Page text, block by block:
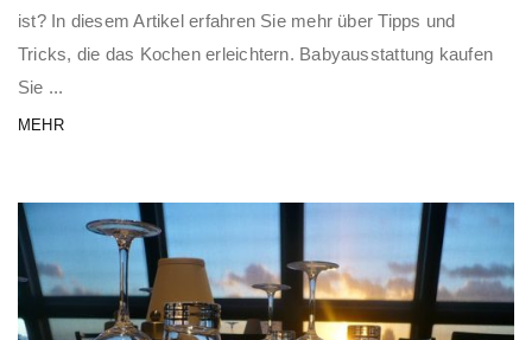
ist? In diesem Artikel erfahren Sie mehr über Tipps und
Tricks, die das Kochen erleichtern. Babyausstattung kaufen
Sie ...
MEHR